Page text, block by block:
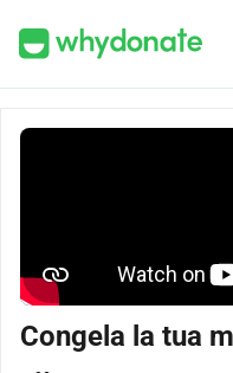
Congela la tua